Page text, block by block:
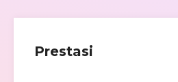
Prestasi